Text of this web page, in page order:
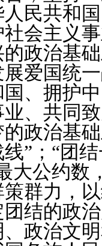
民共和
会主义
政治基
爱国统
国、拥护
、共同
的政治基
”；“团
大公约数
策群力，
结的政
政治文